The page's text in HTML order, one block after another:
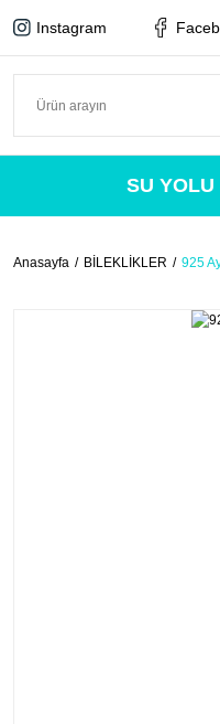
Instagram
SU YOLU
Anasayfa BİLEKLİKLER 925